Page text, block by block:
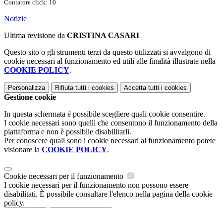
Contatore click: 10
Notizie
Ultima revisione da CRISTINA CASARI
Questo sito o gli strumenti terzi da questo utilizzati si avvalgono di
cookie necessari al funzionamento ed utili alle finalità illustrate nella
COOKIE POLICY.
Personalizza Rifiuta tutti i cookies Accetta tutti i cookies
Gestione cookie
In questa schermata è possibile scegliere quali cookie consentire.
I cookie necessari sono quelli che consentono il funzionamento della
piattaforma e non è possibile disabilitarli.
Per conoscere quali sono i cookie necessari al funzionamento potete
visionare la COOKIE POLICY.
Cookie necessari per il funzionamento
I cookie necessari per il funzionamento non possono essere
disabilitati. È possibile consultare l'elenco nella pagina della cookie
policy.